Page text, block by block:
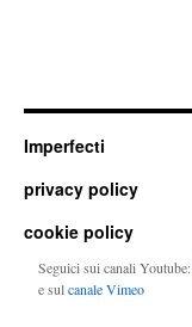
Imperfecti
privacy policy
cookie policy
Seguici sui canali Youtube:
e sulcanale Vimeo